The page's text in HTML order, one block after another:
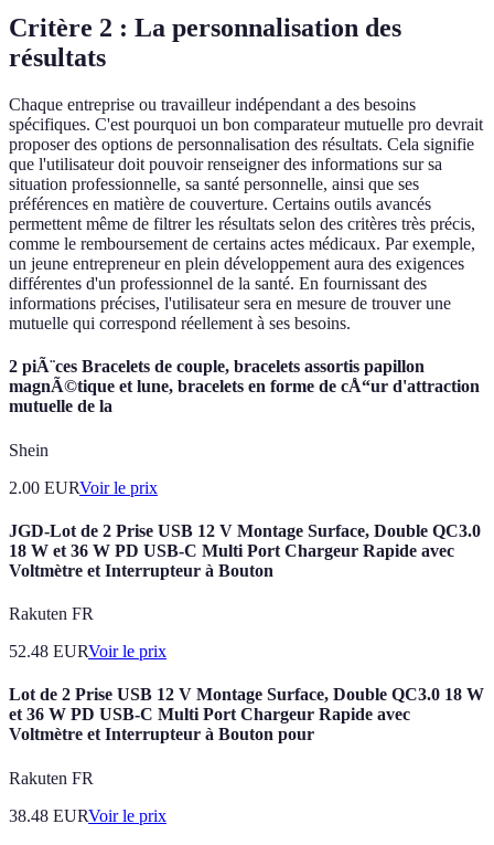
Critère 2 : La personnalisation des
résultats
Chaque entreprise ou travailleur indépendant a des besoins
spécifiques. C'est pourquoi un bon comparateur mutuelle pro devrait
proposer des options de personnalisation des résultats. Cela signifie
que l'utilisateur doit pouvoir renseigner des informations sur sa
situation professionnelle, sa santé personnelle, ainsi que ses
préférences en matière de couverture. Certains outils avancés
permettent même de filtrer les résultats selon des critères très précis,
comme le remboursement de certains actes médicaux. Par exemple,
un jeune entrepreneur en plein développement aura des exigences
différentes d'un professionnel de la santé. En fournissant des
informations précises, l'utilisateur sera en mesure de trouver une
mutuelle qui correspond réellement à ses besoins.
2 piÃ¨ces Bracelets de couple, bracelets assortis papillon
magnÃ©tique et lune, bracelets en forme de cÅ“ur d'attraction
mutuelle de la
Shein
2.00 EURVoir le prix
JGD-Lot de 2 Prise USB 12 V Montage Surface, Double QC3.0
18 W et 36 W PD USB-C Multi Port Chargeur Rapide avec
Voltmètre et Interrupteur à Bouton
Rakuten FR
52.48 EURVoir le prix
Lot de 2 Prise USB 12 V Montage Surface, Double QC3.0 18 W
et 36 W PD USB-C Multi Port Chargeur Rapide avec
Voltmètre et Interrupteur à Bouton pour
Rakuten FR
38.48 EURVoir le prix